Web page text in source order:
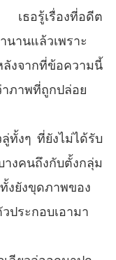
เธอรู้เรื่องที่อดีต
านแล้วเพราะ
ลังจากที่ข้อความนี้
ภาพที่ถูกปล่อย
ทั้งๆ ที่ยังไม่ได้รับ
งคนถึงกับตั้งกลุ่ม
งยังขุดภาพของ
ประกอบเอามา